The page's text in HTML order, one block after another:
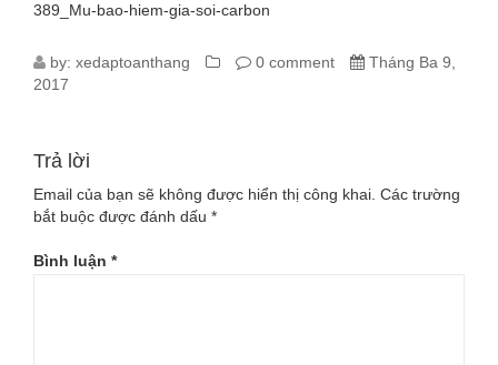
389_Mu-bao-hiem-gia-soi-carbon
389_MU-
HIEM-
GIA-
by: xedaptoanthang 0 comment
Tháng Ba 9,
2017
Trả lời
Email của bạn sẽ không được hiển thị công khai. Các trường
bắt buộc được đánh dấu *
Bình luận *